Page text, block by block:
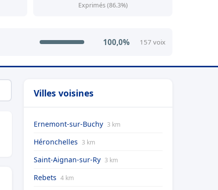
Exprimés (86.3%)
100,0% 157 voix
Villes voisines
Ernemont-sur-Buchy 3 km
Héronchelles 3 km
Saint-Aignan-sur-Ry 3 km
Rebets 4 km